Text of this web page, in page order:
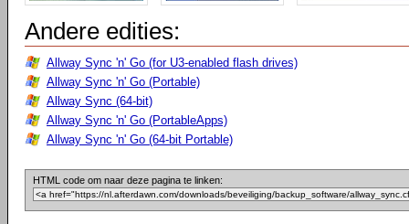
Andere edities:
Allway Sync 'n' Go (for U3-enabled flash drives)
Allway Sync 'n' Go (Portable)
Allway Sync (64-bit)
Allway Sync 'n' Go (PortableApps)
Allway Sync 'n' Go (64-bit Portable)
HTML code om naar deze pagina te linken: